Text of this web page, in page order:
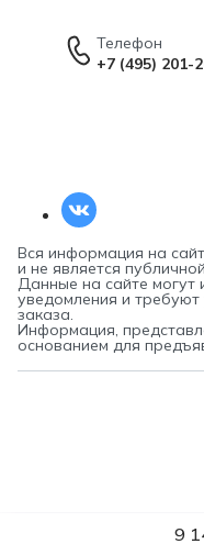
9
Телефон
+7 (495) 201-
Вся информация на
и не является
Данные на сайте могут
уведомления и
заказа.
Информация,
основанием для